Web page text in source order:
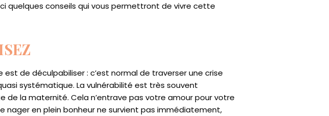
quelques conseils qui vous permettront de vivre cette
est de déculpabiliser : c’est normal de traverser une crise
systématique. La vulnérabilité est très souvent
de la maternité. Cela n’entrave pas votre amour pour votre
nager en plein bonheur ne survient pas immédiatement,